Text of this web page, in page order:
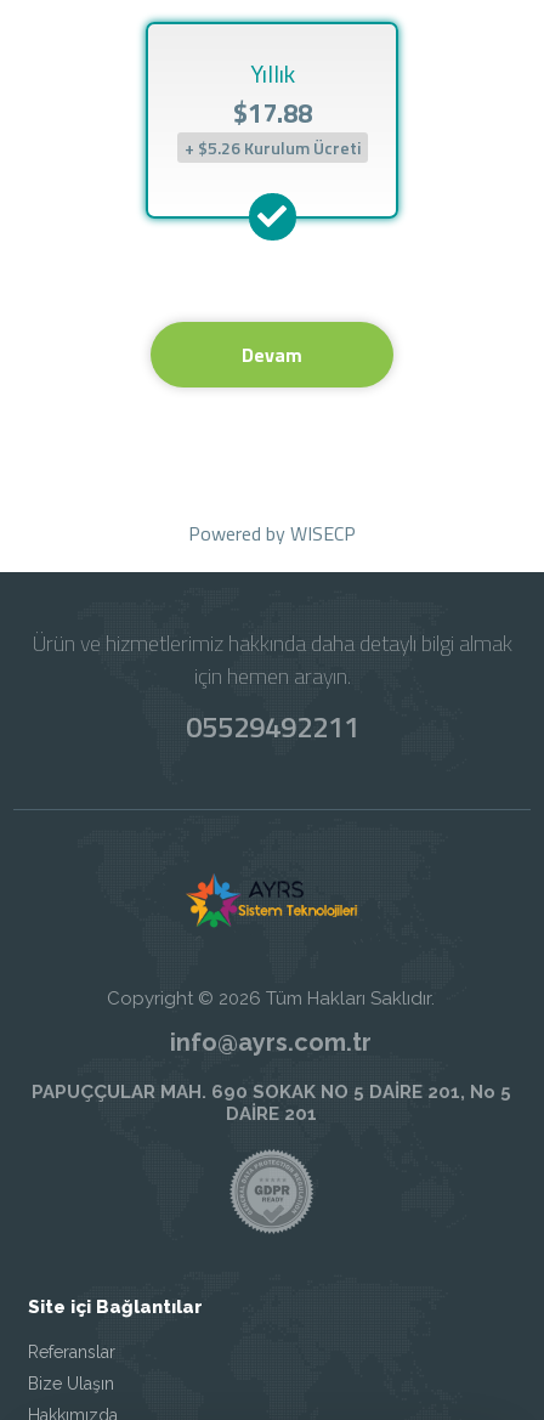
Yıllık
$17.88
+ $5.26 Kurulum Ücreti
Devam
Powered byWISECP
Ürün ve hizmetlerimiz hakkında daha detaylı bilgi almak
için hemen arayın.
05529492211
Copyright © 2026 Tüm Hakları Saklıdır.
info@ayrs.com.tr
PAPUÇÇULAR MAH. 690 SOKAK NO 5 DAİRE 201, No 5
DAİRE 201
Site içi Bağlantılar
Referanslar
Bize Ulaşın
Hakkımızda